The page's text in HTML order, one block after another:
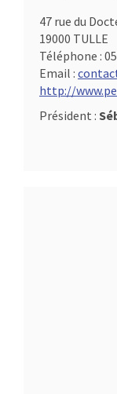
47 rue du
19000 TULLE
Téléphone :
Email :
http://
Président :